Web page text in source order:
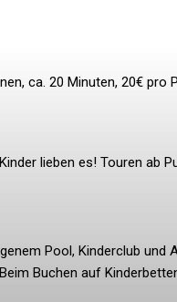
ca. 20 Minuten, 20€ pro
lieben es! Touren ab
Pool, Kinderclub und
Buchen auf